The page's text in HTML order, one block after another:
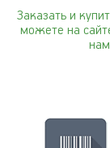
Заказать и
можете на